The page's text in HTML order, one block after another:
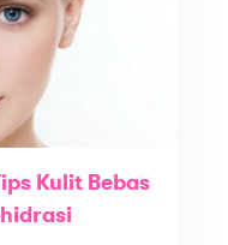
Kulit Bebas